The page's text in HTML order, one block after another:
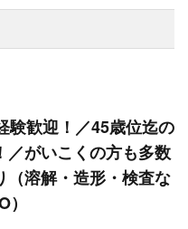
験歓迎！／45歳位迄の
／がいこくの方も多数
（溶解・造形・検査な